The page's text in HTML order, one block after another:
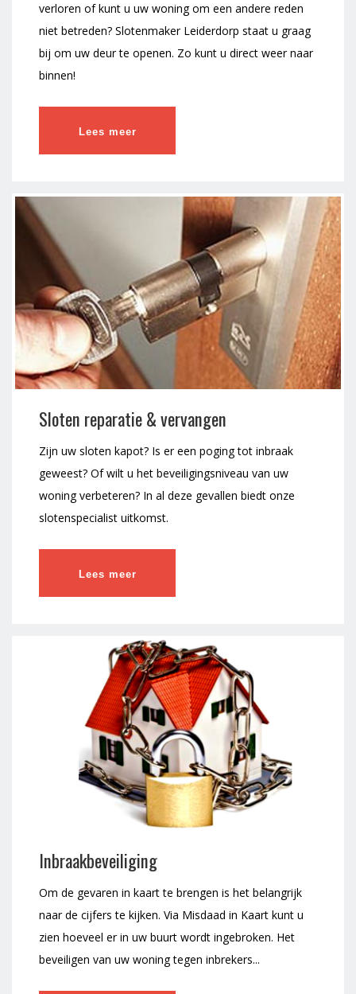
verloren of kunt u uw woning om een andere reden
niet betreden? Slotenmaker Leiderdorp staat u graag
bij om uw deur te openen. Zo kunt u direct weer naar
binnen!
Lees meer
Sloten reparatie & vervangen
Zijn uw sloten kapot? Is er een poging tot inbraak
geweest? Of wilt u het beveiligingsniveau van uw
woning verbeteren? In al deze gevallen biedt onze
slotenspecialist uitkomst.
Lees meer
Inbraakbeveiliging
Om de gevaren in kaart te brengen is het belangrijk
naar de cijfers te kijken. Via Misdaad in Kaart kunt u
zien hoeveel er in uw buurt wordt ingebroken. Het
beveiligen van uw woning tegen inbrekers...